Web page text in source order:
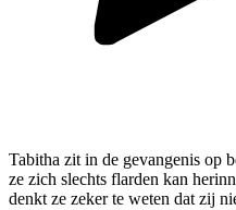
Tabitha zit in de gevangenis op
ze zich slechts flarden kan
denkt ze zeker te weten dat zij